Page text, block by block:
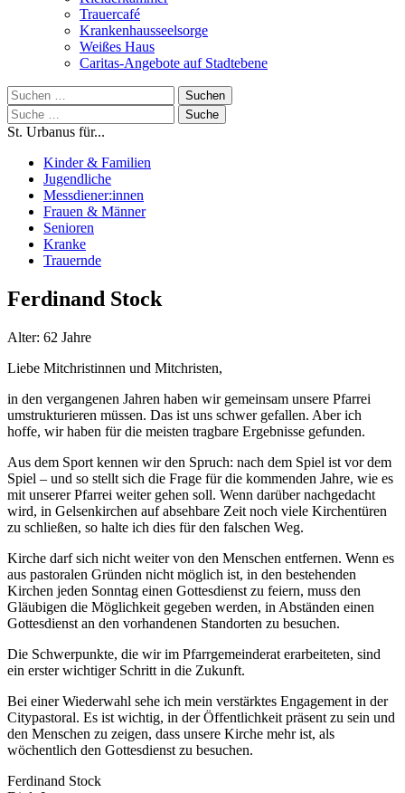
Trauercafé
Krankenhausseelsorge
Weißes Haus
Caritas-Angebote auf Stadtebene
Suchen
nach:
Suche
nach:
St. Urbanus für...
Kinder & Familien
Jugendliche
Messdiener:innen
Frauen & Männer
Senioren
Kranke
Trauernde
Ferdinand Stock
Alter: 62 Jahre
Liebe Mitchristinnen und Mitchristen,
in den vergangenen Jahren haben wir gemeinsam unsere Pfarrei
umstrukturieren müssen. Das ist uns schwer gefallen. Aber ich
hoffe, wir haben für die meisten tragbare Ergebnisse gefunden.
Aus dem Sport kennen wir den Spruch: nach dem Spiel ist vor dem
Spiel – und so stellt sich die Frage für die kommenden Jahre, wie es
mit unserer Pfarrei weiter gehen soll. Wenn darüber nachgedacht
wird, in Gelsenkirchen auf absehbare Zeit noch viele Kirchentüren
zu schließen, so halte ich dies für den falschen Weg.
Kirche darf sich nicht weiter von den Menschen entfernen. Wenn es
aus pastoralen Gründen nicht möglich ist, in den bestehenden
Kirchen jeden Sonntag einen Gottesdienst zu feiern, muss den
Gläubigen die Möglichkeit gegeben werden, in Abständen einen
Gottesdienst an den vorhandenen Standorten zu besuchen.
Die Schwerpunkte, die wir im Pfarrgemeinderat erarbeiteten, sind
ein erster wichtiger Schritt in die Zukunft.
Bei einer Wiederwahl sehe ich mein verstärktes Engagement in der
Citypastoral. Es ist wichtig, in der Öffentlichkeit präsent zu sein und
den Menschen zu zeigen, dass unsere Kirche mehr ist, als
wöchentlich den Gottesdienst zu besuchen.
Ferdinand Stock